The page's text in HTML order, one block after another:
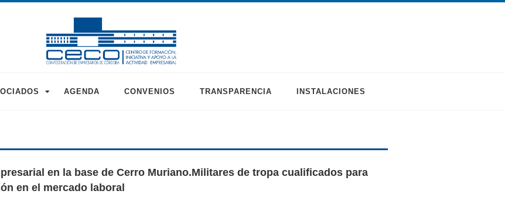
AGENDA CONVENIOS TRANSPARENCIA INSTALACIONES
en la base de Cerro Muriano.Militares de tropa cualificados para
en el mercado laboral